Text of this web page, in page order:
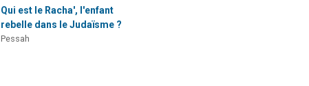
Qui est le Racha', l'enfant
rebelle dans le Judaïsme ?
Pessah